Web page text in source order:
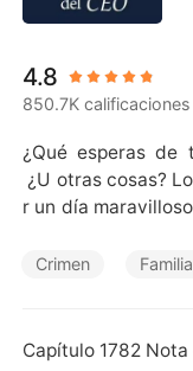
Instalar APP
Urbano
Cuentos Cortos
4.8
850.7K calificaciones
¿Qué esperas de
¿U otras cosas?
r un día
al a una edad
os de 22 años fue
Crimen Familia